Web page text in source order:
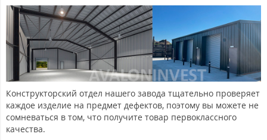
Конструкторский отдел нашего завода тщательно проверяет
каждое изделие на предмет дефектов, поэтому вы можете не
сомневаться в том, что получите товар первоклассного
качества.